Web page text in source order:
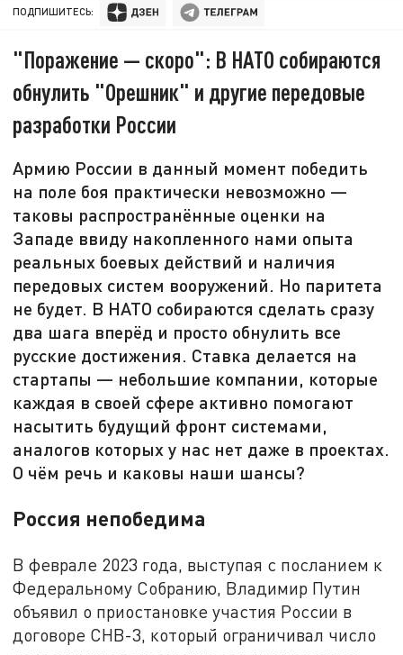
ПОДПИШИТЕСЬ:
"Поражение — скоро": В НАТО собираются
обнулить "Орешник" и другие передовые
разработки России
Армию России в данный момент победить
на поле боя практически невозможно —
таковы распространённые оценки на
Западе ввиду накопленного нами опыта
реальных боевых действий и наличия
передовых систем вооружений. Но паритета
не будет. В НАТО собираются сделать сразу
два шага вперёд и просто обнулить все
русские достижения. Ставка делается на
стартапы — небольшие компании, которые
каждая в своей сфере активно помогают
насытить будущий фронт системами,
аналогов которых у нас нет даже в проектах.
О чём речь и каковы наши шансы?
Россия непобедима
В феврале 2023 года, выступая с посланием к
Федеральному Собранию, Владимир Путин
объявил о приостановке участия России в
договоре СНВ-3, который ограничивал число